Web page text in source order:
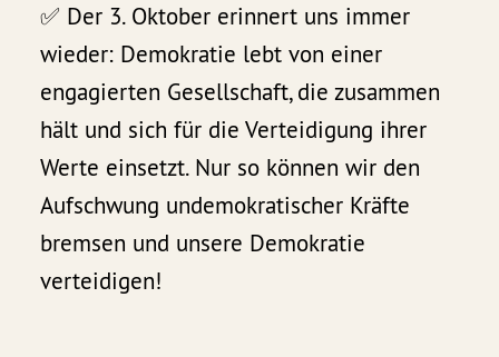
✅ Der 3. Oktober erinnert uns immer
wieder: Demokratie lebt von einer
engagierten Gesellschaft, die zusammen
hält und sich für die Verteidigung ihrer
Werte einsetzt. Nur so können wir den
Aufschwung undemokratischer Kräfte
bremsen und unsere Demokratie
verteidigen!